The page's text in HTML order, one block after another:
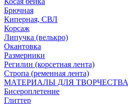
Брючная
Киперная, СВЛ
Корсаж
Липучка (велькро)
Окантовка
Размерники
Регилин (корсетная лента)
Стропа (ременная лента)
МАТЕРИАЛЫ ДЛЯ ТВОРЧЕСТВА
Бисероплетение
Глиттер